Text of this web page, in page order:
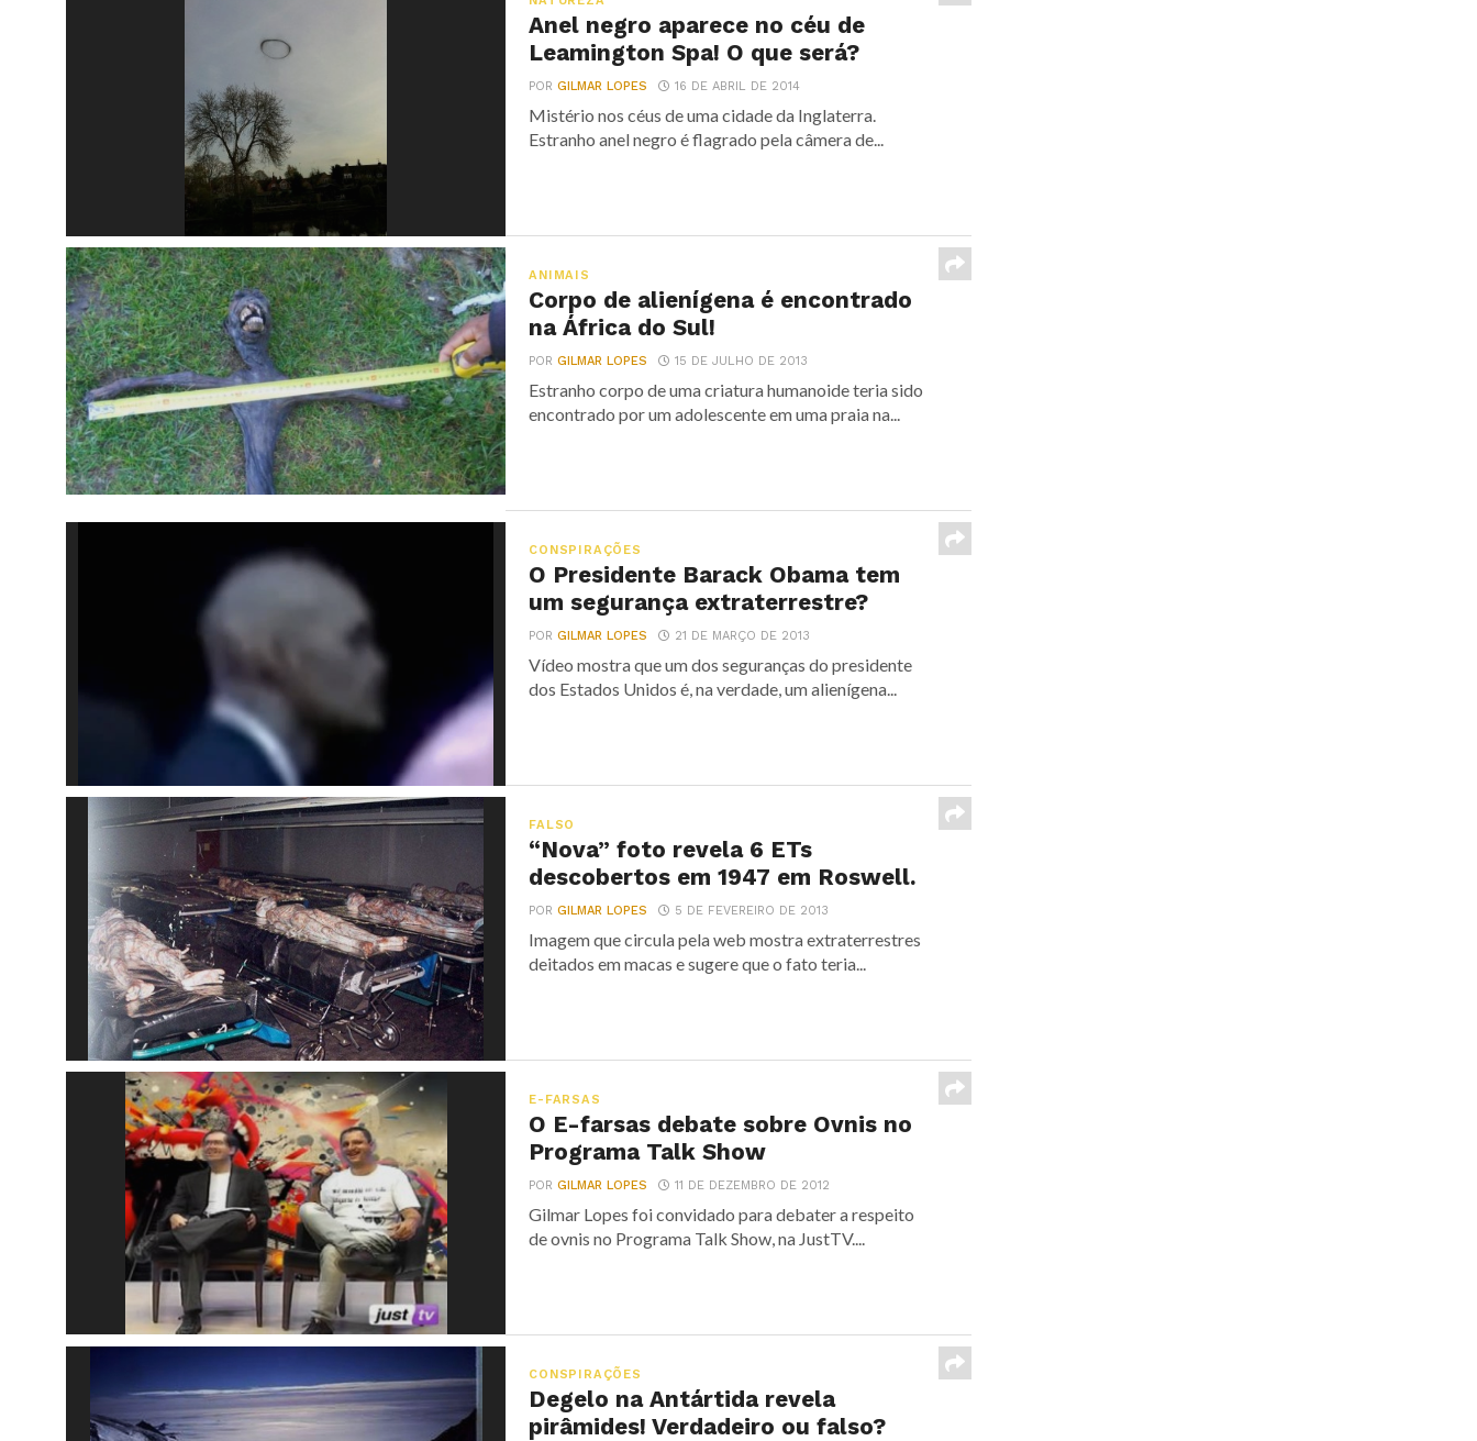
Anel negro aparece no céu de
Leamington Spa! O que será?
PORGILMAR LOPES 16 DE ABRIL DE 2014
Mistério nos céus de uma cidade da Inglaterra.
Estranho anel negro é flagrado pela câmera de...
ANIMAIS
Corpo de alienígena é encontrado
na África do Sul!
PORGILMAR LOPES 15 DE JULHO DE 2013
Estranho corpo de uma criatura humanoide teria sido
encontrado por um adolescente em uma praia na...
CONSPIRAÇÕES
O Presidente Barack Obama tem
um segurança extraterrestre?
PORGILMAR LOPES 21 DE MARÇO DE 2013
Vídeo mostra que um dos seguranças do presidente
dos Estados Unidos é, na verdade, um alienígena...
FALSO
“Nova” foto revela 6 ETs
descobertos em 1947 em Roswell.
PORGILMAR LOPES 5 DE FEVEREIRO DE 2013
Imagem que circula pela web mostra extraterrestres
deitados em macas e sugere que o fato teria...
E-FARSAS
O E-farsas debate sobre Ovnis no
Programa Talk Show
PORGILMAR LOPES 11 DE DEZEMBRO DE 2012
Gilmar Lopes foi convidado para debater a respeito
de ovnis no Programa Talk Show, na JustTV....
CONSPIRAÇÕES
Degelo na Antártida revela
pirâmides! Verdadeiro ou falso?